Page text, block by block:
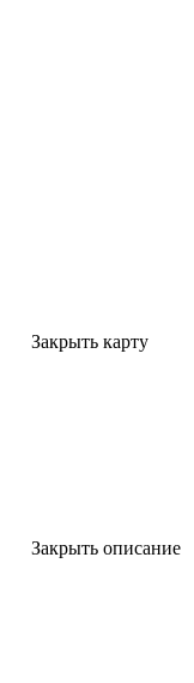
Закрыть карту
Закрыть описание